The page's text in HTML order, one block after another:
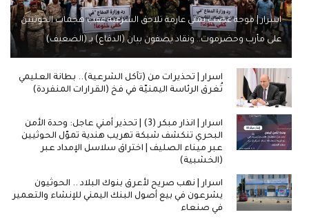
اسرار | موجة غضب يمني عارمة تلاحق الشرعية عقب هجمات الحوثيين
على مأرب وحضرموت.. ونقاد يصفون بيان (الدفاع) بـ (الضعيف)
اسرار | تحذيرات من (تآكل الشرعية).. بطانة العليمي
تُغرق الرئاسة اليمنيّة في فخ (القرارات المنفردة)
اسرار | انذار مبكر (3) | تحذير أمني عاجل: وحدة الأمن
البحري تنكشف شبكة تهريب هندية تموّل الحوثيين
عبر ميناء الصليف | اختراق سلاسل الإمداد عبر
(الخشبية)
اسرار | نهب صريح لأعرق بنوك البلاد .. الحوثيون
يشرعون في بيع أصول البنك اليمني للإنشاء والتعمير
في صنعاء